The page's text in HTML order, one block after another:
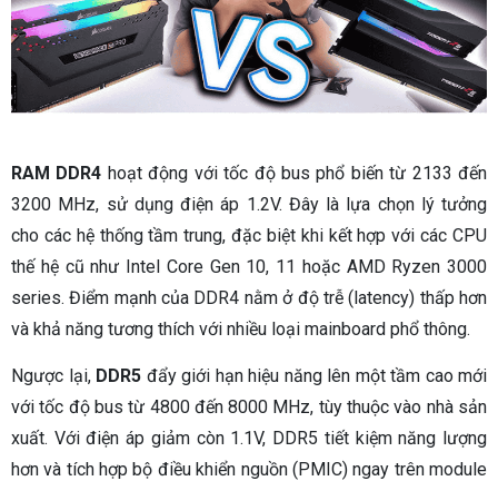
RAM DDR4 hoạt động với tốc độ bus phổ biến từ 2133 đến
3200 MHz, sử dụng điện áp 1.2V. Đây là lựa chọn lý tưởng
cho các hệ thống tầm trung, đặc biệt khi kết hợp với các CPU
thế hệ cũ như Intel Core Gen 10, 11 hoặc AMD Ryzen 3000
series. Điểm mạnh của DDR4 nằm ở độ trễ (latency) thấp hơn
và khả năng tương thích với nhiều loại mainboard phổ thông.
Ngược lại, DDR5 đẩy giới hạn hiệu năng lên một tầm cao mới
với tốc độ bus từ 4800 đến 8000 MHz, tùy thuộc vào nhà sản
xuất. Với điện áp giảm còn 1.1V, DDR5 tiết kiệm năng lượng
hơn và tích hợp bộ điều khiển nguồn (PMIC) ngay trên module